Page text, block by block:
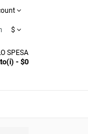
$
SPESA
- $0